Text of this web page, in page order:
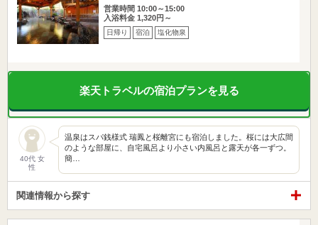
営業時間 10:00～15:00
入浴料金 1,320円～
日帰り 宿泊 塩化物泉
楽天トラベルの宿泊プランを見る
40代 女
性
温泉はスパ銭様式 瑞鳳と桜離宮にも宿泊しました。桜には大広間
のような部屋に、自宅風呂より小さい内風呂と露天が各一ずつ。
簡…
関連情報から探す